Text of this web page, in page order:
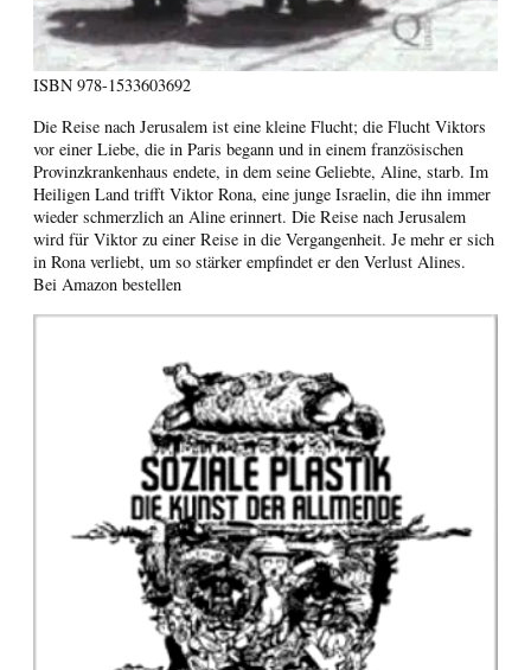
ISBN 978-1533603692
Die Reise nach Jerusalem ist eine kleine Flucht; die Flucht Viktors
vor einer Liebe, die in Paris begann und in einem französischen
Provinzkrankenhaus endete, in dem seine Geliebte, Aline, starb. Im
Heiligen Land trifft Viktor Rona, eine junge Israelin, die ihn immer
wieder schmerzlich an Aline erinnert. Die Reise nach Jerusalem
wird für Viktor zu einer Reise in die Vergangenheit. Je mehr er sich
in Rona verliebt, um so stärker empfindet er den Verlust Alines.
Bei Amazon bestellen